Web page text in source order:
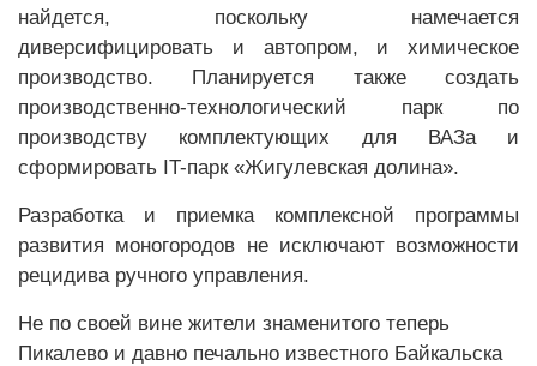
найдется, поскольку намечается
диверсифицировать и автопром, и химическое
производство. Планируется также создать
производственно-технологический парк по
производству комплектующих для ВАЗа и
сформировать IT-парк «Жигулевская долина».
Разработка и приемка комплексной программы
развития моногородов не исключают возможности
рецидива ручного управления.
Не по своей вине жители знаменитого теперь
Пикалево и давно печально известного Байкальска